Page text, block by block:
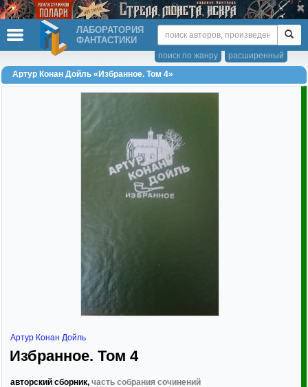
ЛАБОРАТОРИЯ
ФАНТАСТИКИ
расширенный
поиск по жанру
Артур Конан Дойль «Избранное. Том 4»
Артур Конан Дойль
Избранное. Том 4
авторский сборник, часть собрания сочинений